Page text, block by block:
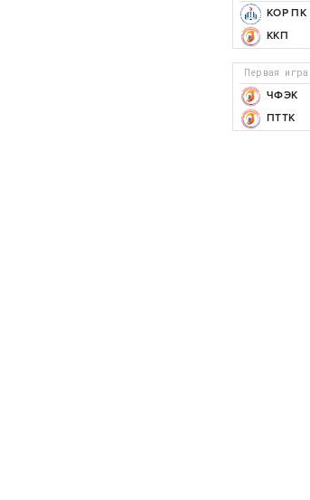
КОР ПК
ККП
Первая
ЧФЭК
ПТТК